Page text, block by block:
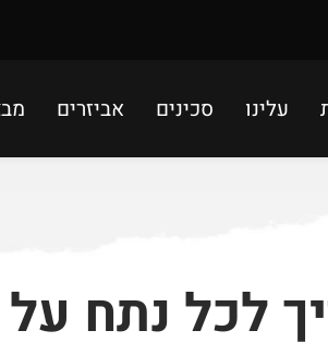
עלינו סכינים אביזרים
לכל נתח